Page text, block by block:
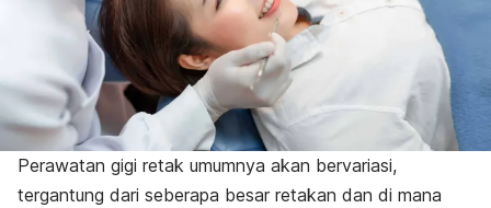
Perawatan gigi retak umumnya akan bervariasi,
tergantung dari seberapa besar retakan dan di mana